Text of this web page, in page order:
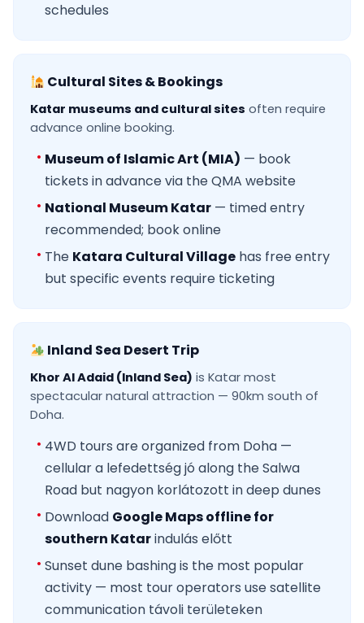
schedules
Cultural Sites & Bookings
Katar museums and cultural sites often require
advance online booking.
Museum of Islamic Art (MIA) — book
tickets in advance via the QMA website
National Museum Katar — timed entry
recommended; book online
The Katara Cultural Village has free entry
but specific events require ticketing
Inland Sea Desert Trip
Khor Al Adaid (Inland Sea) is Katar most
spectacular natural attraction — 90km south of
Doha.
4WD tours are organized from Doha —
cellular a lefedettség jó along the Salwa
Road but nagyon korlátozott in deep dunes
Download Google Maps offline for
southern Katarindulás előtt
Sunset dune bashing is the most popular
activity — most tour operators use satellite
communication távoli területeken